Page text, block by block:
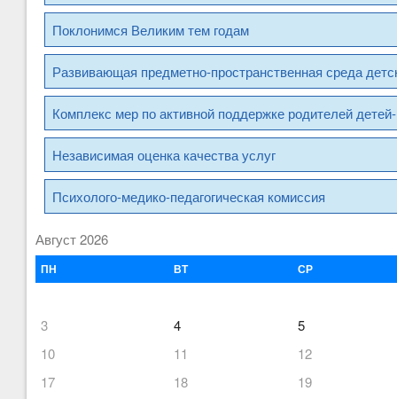
Поклонимся Великим тем годам
Развивающая предметно-пространственная среда
Комплекс мер по активной поддержке родителей
Независимая оценка качества услуг
Психолого-медико-педагогическая комиссия
Август 2026
ПН ВТ СР
3 4
5
10
11
12
17
18
19